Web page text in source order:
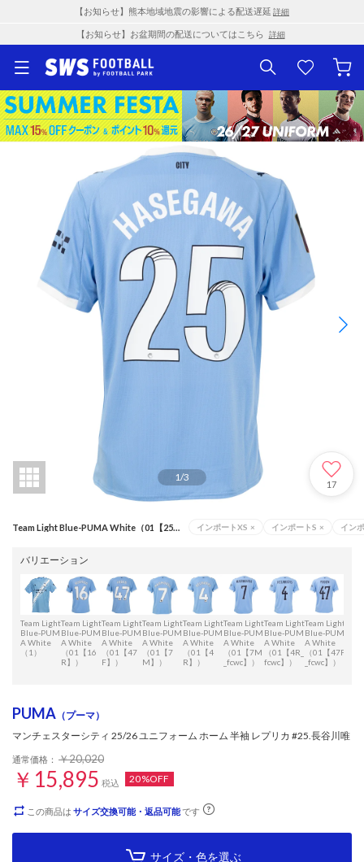
【お知らせ】熊本地域地震の影響による配送遅延 詳細
【お知らせ】お盆期間の配送についてはこちら 詳細
1/3
17
Team Light Blue-PUMA White（01【25H】） インポートXS × インポートS × イン
バリエーション
Team Light
Blue-PUM
A White
（1）
Team Light
Blue-PUM
A White
（01【16
R】）
Team Light
Blue-PUM
A White
（01【47
F】）
Team Light
Blue-PUM
A White
（01【7
M】）
Team Light
Blue-PUM
A White
（01【4
R】）
Team Light
Blue-PUM
A White
（01【7M
_fcwc】）
Team Light
Blue-PUM
A White
（01【4R_
fcwc】）
Team Light
Blue-PUM
A White
（01【47F
_fcwc】）
PUMA （プーマ）
マンチェスターシティ 25/26 ユニフォーム ホーム 半袖 レプリカ #25.長谷川唯
通常価格： ￥20,020
￥15,895 税込 20%OFF
この商品は サイズ交換可能・返品可能です
サイズ・色を選ぶ